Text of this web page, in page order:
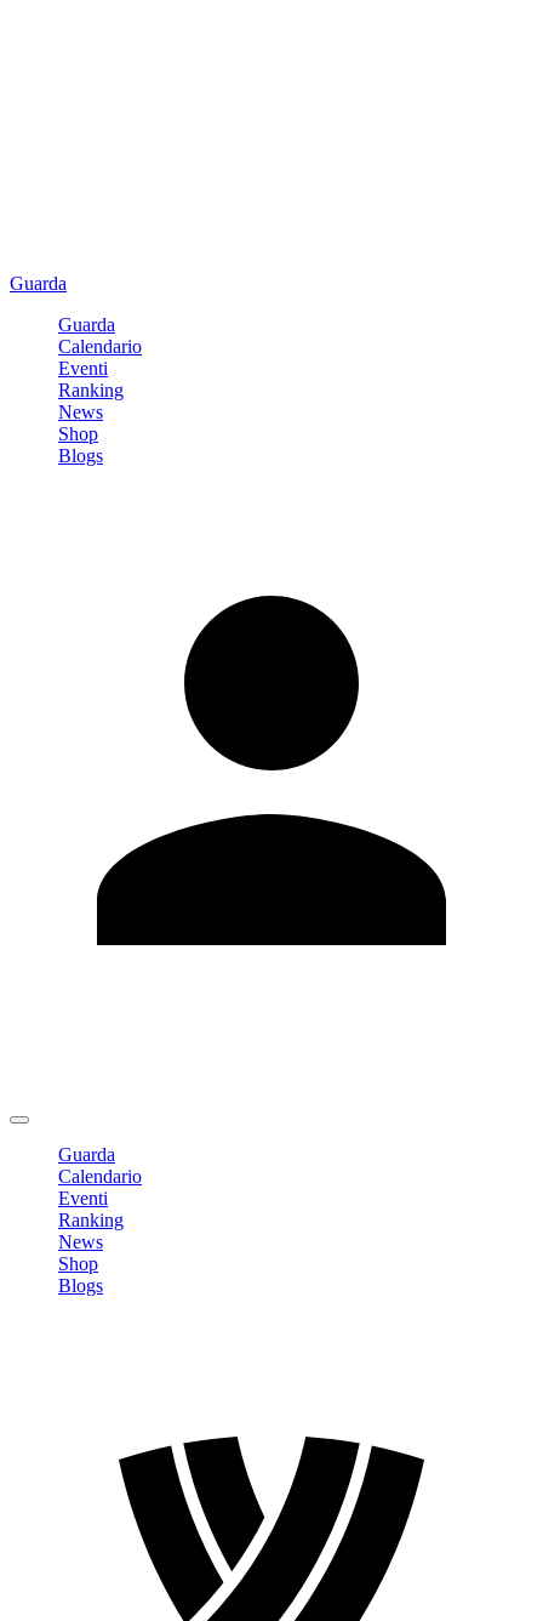
Guarda
Guarda
Calendario
Eventi
Ranking
News
Shop
Blogs
Guarda
Calendario
Eventi
Ranking
News
Shop
Blogs